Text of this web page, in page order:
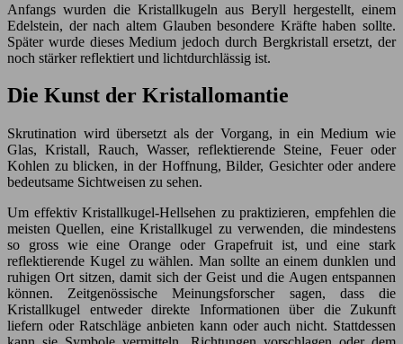
Anfangs wurden die Kristallkugeln aus Beryll hergestellt, einem
Edelstein, der nach altem Glauben besondere Kräfte haben sollte.
Später wurde dieses Medium jedoch durch Bergkristall ersetzt, der
noch stärker reflektiert und lichtdurchlässig ist.
Die Kunst der Kristallomantie
Skrutination wird übersetzt als der Vorgang, in ein Medium wie
Glas, Kristall, Rauch, Wasser, reflektierende Steine, Feuer oder
Kohlen zu blicken, in der Hoffnung, Bilder, Gesichter oder andere
bedeutsame Sichtweisen zu sehen.
Um effektiv Kristallkugel-Hellsehen zu praktizieren, empfehlen die
meisten Quellen, eine Kristallkugel zu verwenden, die mindestens
so gross wie eine Orange oder Grapefruit ist, und eine stark
reflektierende Kugel zu wählen. Man sollte an einem dunklen und
ruhigen Ort sitzen, damit sich der Geist und die Augen entspannen
können. Zeitgenössische Meinungsforscher sagen, dass die
Kristallkugel entweder direkte Informationen über die Zukunft
liefern oder Ratschläge anbieten kann oder auch nicht. Stattdessen